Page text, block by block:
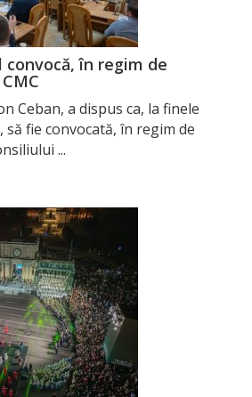
convocă, în regim de
Ceban, a dispus ca, la finele
fie convocată, în regim de
...